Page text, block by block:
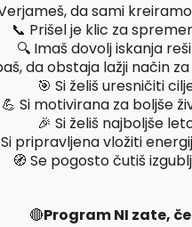
da sami
📞 Prišel je klic za
🔍 Imaš dovolj iskanja
da obstaja lažji način
🎯 Si želiš uresničiti
💪 Si motivirana za boljše
🎉 Si želiš najboljše
Si pripravljena vložiti
🧭 Se pogosto čutiš
🔴Program NI zate,